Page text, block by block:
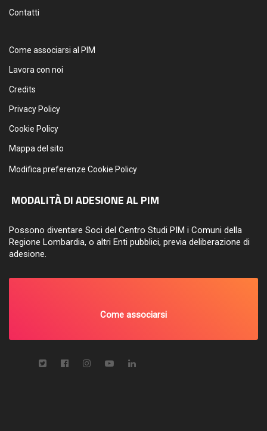
Contatti
Come associarsi al PIM
Lavora con noi
Credits
Privacy Policy
Cookie Policy
Mappa del sito
Modifica preferenze Cookie Policy
MODALITÀ DI ADESIONE AL PIM
Possono diventare Soci del Centro Studi PIM i Comuni della
Regione Lombardia, o altri Enti pubblici, previa deliberazione di
adesione.
Come associarsi